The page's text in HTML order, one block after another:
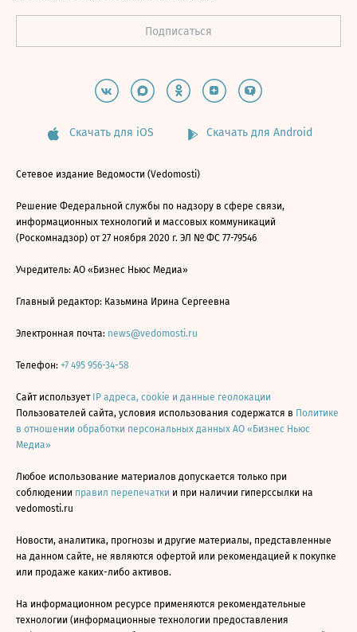
Скачать для iOS Скачать для Android
Сетевое издание Ведомости (Vedomosti)
Решение Федеральной службы по надзору в сфере связи,
информационных технологий и массовых коммуникаций
(Роскомнадзор) от 27 ноября 2020 г. ЭЛ № ФС 77-79546
Учредитель: АО «Бизнес Ньюс Медиа»
Главный редактор: Казьмина Ирина Сергеевна
Электронная почта: news@vedomosti.ru
Телефон: +7 495 956-34-58
Сайт использует IP адреса, cookie и данные геолокации
Пользователей сайта, условия использования содержатся в Политике
в отношении обработки персональных данных АО «Бизнес Ньюс
Медиа»
Любое использование материалов допускается только при
соблюдении правил перепечатки и при наличии гиперссылки на
vedomosti.ru
Новости, аналитика, прогнозы и другие материалы, представленные
на данном сайте, не являются офертой или рекомендацией к покупке
или продаже каких-либо активов.
На информационном ресурсе применяются рекомендательные
технологии (информационные технологии предоставления